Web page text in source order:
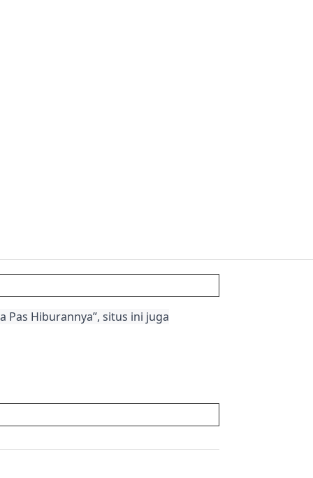
Pas Hiburannya”, situs ini juga